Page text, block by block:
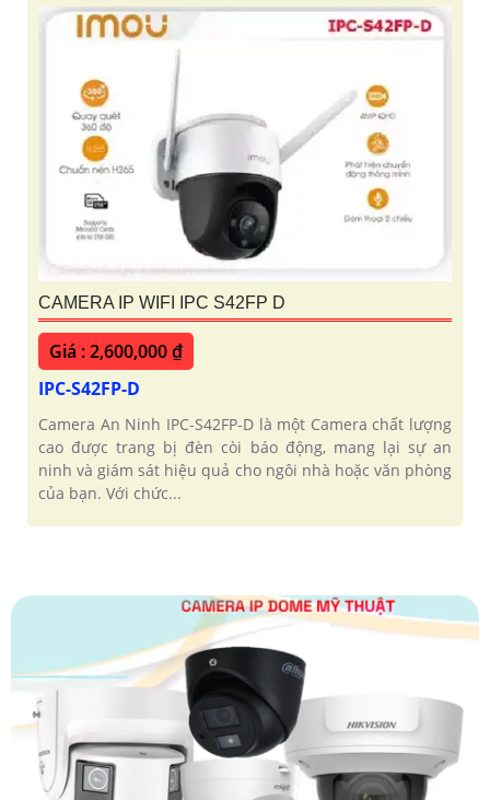
CAMERA IP WIFI IPC S42FP D
Giá : 2,600,000 ₫
IPC-S42FP-D
Camera An Ninh IPC-S42FP-D là một Camera chất lượng
cao được trang bị đèn còi báo động, mang lại sự an
ninh và giám sát hiệu quả cho ngôi nhà hoặc văn phòng
của bạn. Với chức...